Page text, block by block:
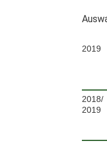
2019
2018/
2019